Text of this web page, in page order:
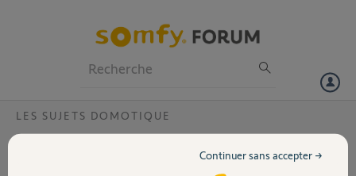
Volet
LES SUJETS DOMOTIQUE
mon moteur de portail ne reconnait pas la
Continuer sans accepter →